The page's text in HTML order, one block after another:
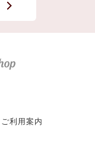
ご利用案内